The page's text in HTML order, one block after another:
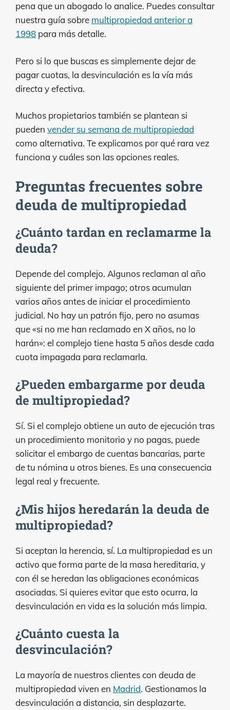
pena que un abogado lo analice. Puedes consultar
nuestra guía sobre multipropiedad anterior a
1998 para más detalle.
Pero si lo que buscas es simplemente dejar de
pagar cuotas, la desvinculación es la vía más
directa y efectiva.
Muchos propietarios también se plantean si
pueden vender su semana de multipropiedad
como alternativa. Te explicamos por qué rara vez
funciona y cuáles son las opciones reales.
Preguntas frecuentes sobre
deuda de multipropiedad
¿Cuánto tardan en reclamarme la
deuda?
Depende del complejo. Algunos reclaman al año
siguiente del primer impago; otros acumulan
varios años antes de iniciar el procedimiento
judicial. No hay un patrón fijo, pero no asumas
que «si no me han reclamado en X años, no lo
harán»: el complejo tiene hasta 5 años desde cada
cuota impagada para reclamarla.
¿Pueden embargarme por deuda
de multipropiedad?
Sí. Si el complejo obtiene un auto de ejecución tras
un procedimiento monitorio y no pagas, puede
solicitar el embargo de cuentas bancarias, parte
de tu nómina u otros bienes. Es una consecuencia
legal real y frecuente.
¿Mis hijos heredarán la deuda de
multipropiedad?
Si aceptan la herencia, sí. La multipropiedad es un
activo que forma parte de la masa hereditaria, y
con él se heredan las obligaciones económicas
asociadas. Si quieres evitar que esto ocurra, la
desvinculación en vida es la solución más limpia.
¿Cuánto cuesta la
desvinculación?
La mayoría de nuestros clientes con deuda de
multipropiedad viven en Madrid. Gestionamos la
desvinculación a distancia, sin desplazarte.